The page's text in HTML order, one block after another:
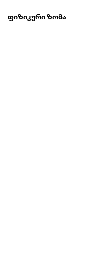
ფიზიკური ზომა